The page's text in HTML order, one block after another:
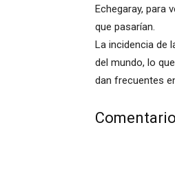
Echegaray, para
que pasarían.
La incidencia de
del mundo, lo
dan frecuentes